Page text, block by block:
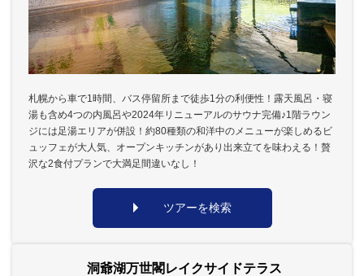
札幌から車で1時間、バス停留所まで徒歩1分の利便性！露天風呂・寝
湯も含め4つの内風呂や2024年リニューアルのサウナ完備♪1階ラウン
ジには足湯エリアが併設！約80種類の和洋中のメニューが楽しめるビ
ュッフェが大人気、オープンキッチンがあり出来立てを味わえる！贅
沢な2食付プランで大満足間違いなし！
ツアーを検索
洞爺湖万世閣レイクサイドテラス